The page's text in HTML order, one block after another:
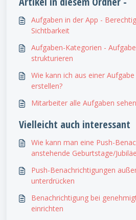
Aufgaben in der App -
Sichtbarkeit
Aufgaben-Kategorien -
strukturieren
Wie kann ich aus einer
erstellen?
Mitarbeiter alle Aufgaben
Vielleicht auch interessant
Wie kann man eine Push-
anstehende Geburtstage/
Push-Benachrichtigungen
unterdrücken
Benachrichtigung bei
einrichten